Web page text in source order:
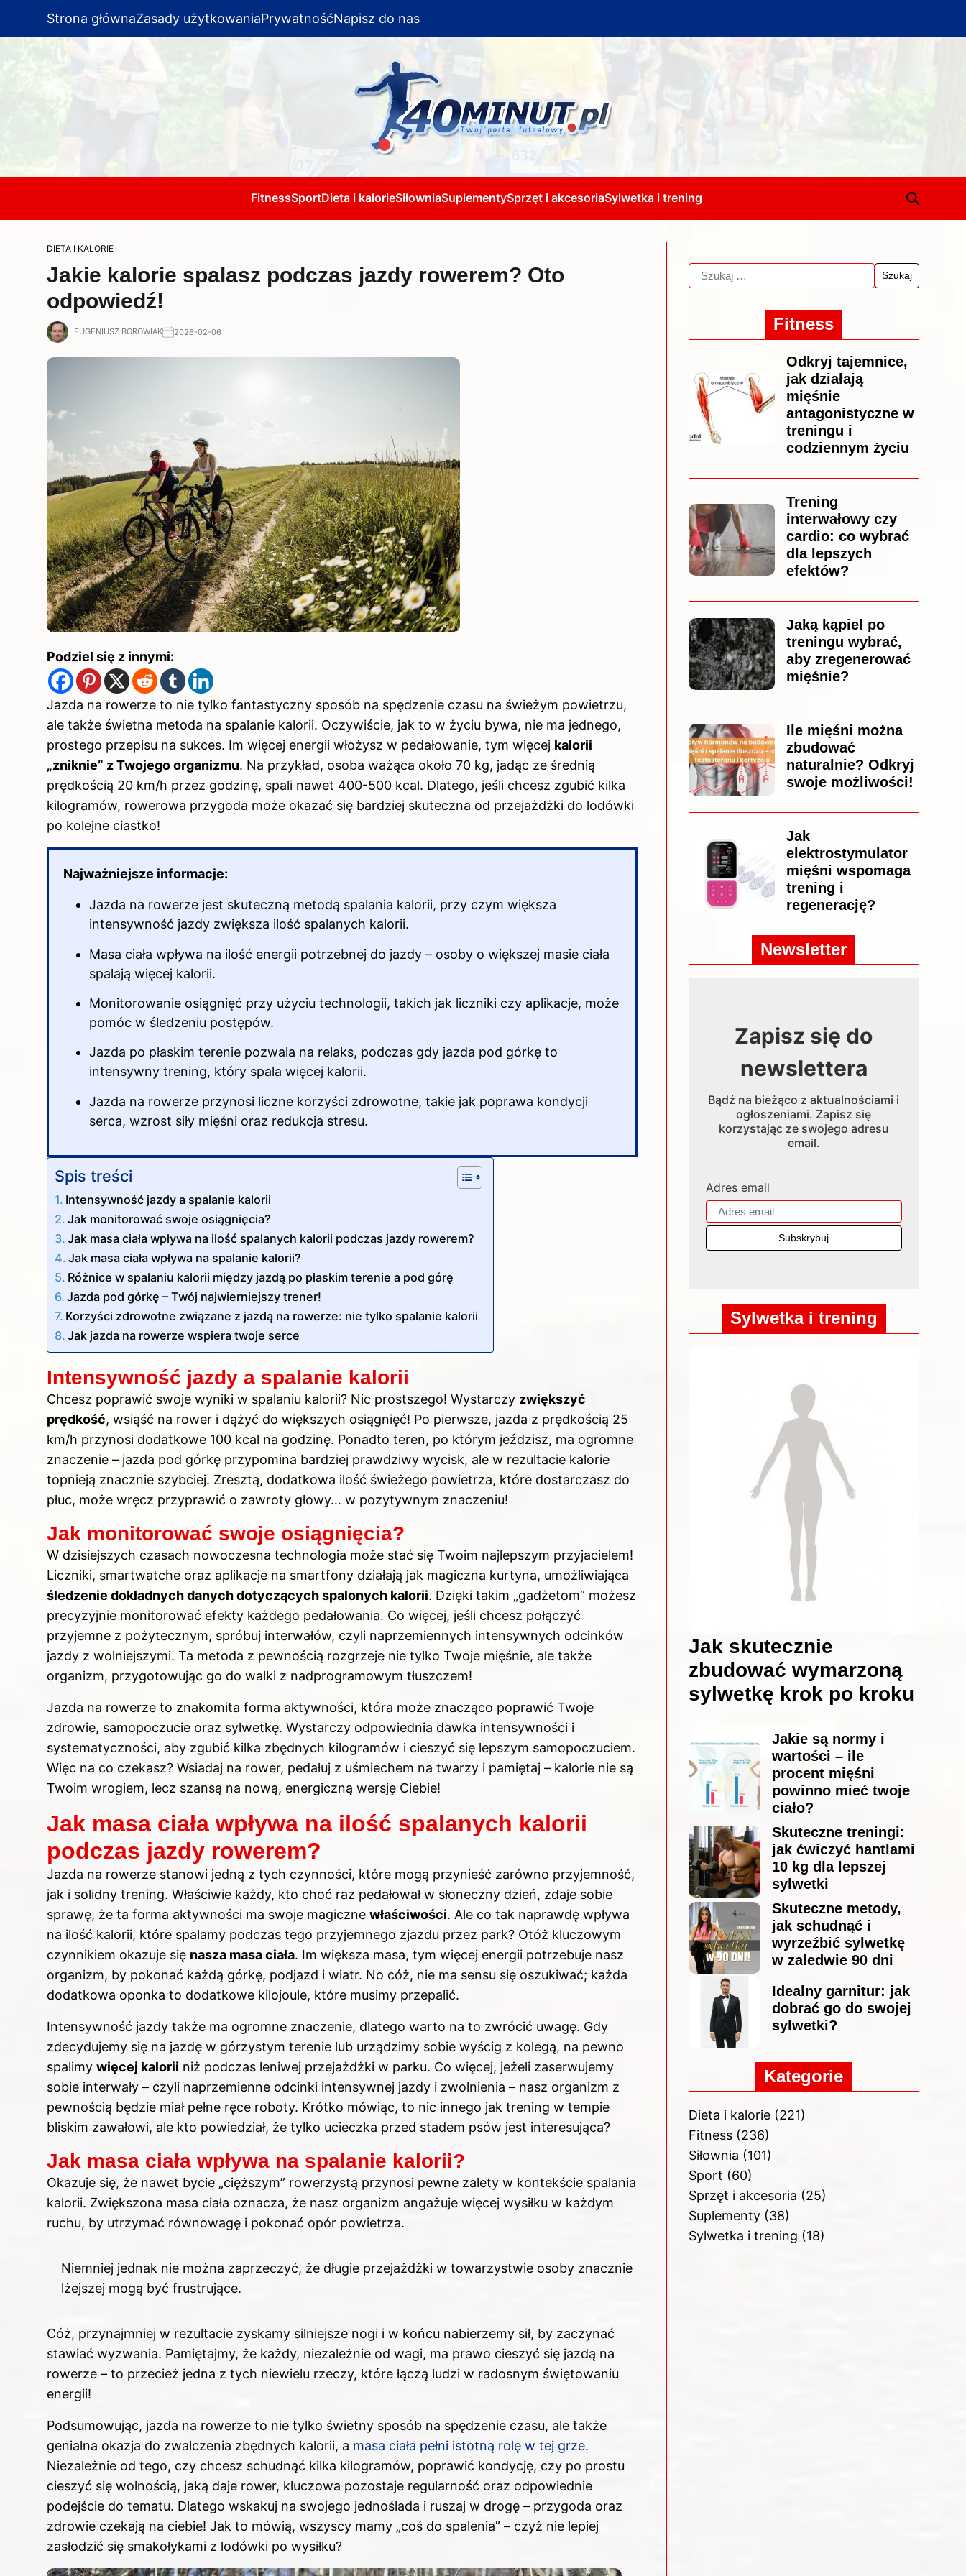
Strona głównaZasady użytkowaniaPrywatnośćNapisz do nas
FitnessSportDieta i kalorieSiłowniaSuplementySprzęt i akcesoriaSylwetka i trening
DIETA I KALORIE
Jakie kalorie spalasz podczas jazdy rowerem? Oto
odpowiedź!
EUGENIUSZ BOROWIAK 2026-02-06
Podziel się z innymi:
Jazda na rowerze to nie tylko fantastyczny sposób na spędzenie czasu na świeżym powietrzu,
ale także świetna metoda na spalanie kalorii. Oczywiście, jak to w życiu bywa, nie ma jednego,
prostego przepisu na sukces. Im więcej energii włożysz w pedałowanie, tym więcej kalorii
„zniknie” z Twojego organizmu. Na przykład, osoba ważąca około 70 kg, jadąc ze średnią
prędkością 20 km/h przez godzinę, spali nawet 400-500 kcal. Dlatego, jeśli chcesz zgubić kilka
kilogramów, rowerowa przygoda może okazać się bardziej skuteczna od przejażdżki do lodówki
po kolejne ciastko!
Najważniejsze informacje:
Jazda na rowerze jest skuteczną metodą spalania kalorii, przy czym większa
intensywność jazdy zwiększa ilość spalanych kalorii.
Masa ciała wpływa na ilość energii potrzebnej do jazdy – osoby o większej masie ciała
spalają więcej kalorii.
Monitorowanie osiągnięć przy użyciu technologii, takich jak liczniki czy aplikacje, może
pomóc w śledzeniu postępów.
Jazda po płaskim terenie pozwala na relaks, podczas gdy jazda pod górkę to
intensywny trening, który spala więcej kalorii.
Jazda na rowerze przynosi liczne korzyści zdrowotne, takie jak poprawa kondycji
serca, wzrost siły mięśni oraz redukcja stresu.
Spis treści
Intensywność jazdy a spalanie kalorii
Jak monitorować swoje osiągnięcia?
Jak masa ciała wpływa na ilość spalanych kalorii podczas jazdy rowerem?
Jak masa ciała wpływa na spalanie kalorii?
Różnice w spalaniu kalorii między jazdą po płaskim terenie a pod górę
Jazda pod górkę – Twój najwierniejszy trener!
Korzyści zdrowotne związane z jazdą na rowerze: nie tylko spalanie kalorii
Jak jazda na rowerze wspiera twoje serce
Intensywność jazdy a spalanie kalorii
Chcesz poprawić swoje wyniki w spalaniu kalorii? Nic prostszego! Wystarczy zwiększyć
prędkość, wsiąść na rower i dążyć do większych osiągnięć! Po pierwsze, jazda z prędkością 25
km/h przynosi dodatkowe 100 kcal na godzinę. Ponadto teren, po którym jeździsz, ma ogromne
znaczenie – jazda pod górkę przypomina bardziej prawdziwy wycisk, ale w rezultacie kalorie
topnieją znacznie szybciej. Zresztą, dodatkowa ilość świeżego powietrza, które dostarczasz do
płuc, może wręcz przyprawić o zawroty głowy… w pozytywnym znaczeniu!
Jak monitorować swoje osiągnięcia?
W dzisiejszych czasach nowoczesna technologia może stać się Twoim najlepszym przyjacielem!
Liczniki, smartwatche oraz aplikacje na smartfony działają jak magiczna kurtyna, umożliwiająca
śledzenie dokładnych danych dotyczących spalonych kalorii. Dzięki takim „gadżetom” możesz
precyzyjnie monitorować efekty każdego pedałowania. Co więcej, jeśli chcesz połączyć
przyjemne z pożytecznym, spróbuj interwałów, czyli naprzemiennych intensywnych odcinków
jazdy z wolniejszymi. Ta metoda z pewnością rozgrzeje nie tylko Twoje mięśnie, ale także
organizm, przygotowując go do walki z nadprogramowym tłuszczem!
Jazda na rowerze to znakomita forma aktywności, która może znacząco poprawić Twoje
zdrowie, samopoczucie oraz sylwetkę. Wystarczy odpowiednia dawka intensywności i
systematyczności, aby zgubić kilka zbędnych kilogramów i cieszyć się lepszym samopoczuciem.
Więc na co czekasz? Wsiadaj na rower, pedałuj z uśmiechem na twarzy i pamiętaj – kalorie nie są
Twoim wrogiem, lecz szansą na nową, energiczną wersję Ciebie!
Jak masa ciała wpływa na ilość spalanych kalorii
podczas jazdy rowerem?
Jazda na rowerze stanowi jedną z tych czynności, które mogą przynieść zarówno przyjemność,
jak i solidny trening. Właściwie każdy, kto choć raz pedałował w słoneczny dzień, zdaje sobie
sprawę, że ta forma aktywności ma swoje magiczne właściwości. Ale co tak naprawdę wpływa
na ilość kalorii, które spalamy podczas tego przyjemnego zjazdu przez park? Otóż kluczowym
czynnikiem okazuje się nasza masa ciała. Im większa masa, tym więcej energii potrzebuje nasz
organizm, by pokonać każdą górkę, podjazd i wiatr. No cóż, nie ma sensu się oszukiwać; każda
dodatkowa oponka to dodatkowe kilojoule, które musimy przepalić.
Intensywność jazdy także ma ogromne znaczenie, dlatego warto na to zwrócić uwagę. Gdy
zdecydujemy się na jazdę w górzystym terenie lub urządzimy sobie wyścig z kolegą, na pewno
spalimy więcej kalorii niż podczas leniwej przejażdżki w parku. Co więcej, jeżeli zaserwujemy
sobie interwały – czyli naprzemienne odcinki intensywnej jazdy i zwolnienia – nasz organizm z
pewnością będzie miał pełne ręce roboty. Krótko mówiąc, to nic innego jak trening w tempie
bliskim zawałowi, ale kto powiedział, że tylko ucieczka przed stadem psów jest interesująca?
Jak masa ciała wpływa na spalanie kalorii?
Okazuje się, że nawet bycie „cięższym” rowerzystą przynosi pewne zalety w kontekście spalania
kalorii. Zwiększona masa ciała oznacza, że nasz organizm angażuje więcej wysiłku w każdym
ruchu, by utrzymać równowagę i pokonać opór powietrza.
Niemniej jednak nie można zaprzeczyć, że długie przejażdżki w towarzystwie osoby znacznie
lżejszej mogą być frustrujące.
Cóż, przynajmniej w rezultacie zyskamy silniejsze nogi i w końcu nabierzemy sił, by zaczynać
stawiać wyzwania. Pamiętajmy, że każdy, niezależnie od wagi, ma prawo cieszyć się jazdą na
rowerze – to przecież jedna z tych niewielu rzeczy, które łączą ludzi w radosnym świętowaniu
energii!
Podsumowując, jazda na rowerze to nie tylko świetny sposób na spędzenie czasu, ale także
genialna okazja do zwalczenia zbędnych kalorii, a masa ciała pełni istotną rolę w tej grze.
Niezależnie od tego, czy chcesz schudnąć kilka kilogramów, poprawić kondycję, czy po prostu
cieszyć się wolnością, jaką daje rower, kluczowa pozostaje regularność oraz odpowiednie
podejście do tematu. Dlatego wskakuj na swojego jednoślada i ruszaj w drogę – przygoda oraz
zdrowie czekają na ciebie! Jak to mówią, wszyscy mamy „coś do spalenia” – czyż nie lepiej
zasłodzić się smakołykami z lodówki po wysiłku?
Fitness
Odkryj tajemnice,
jak działają
mięśnie
antagonistyczne w
treningu i
codziennym życiu
Trening
interwałowy czy
cardio: co wybrać
dla lepszych
efektów?
Jaką kąpiel po
treningu wybrać,
aby zregenerować
mięśnie?
Ile mięśni można
zbudować
naturalnie? Odkryj
swoje możliwości!
Jak
elektrostymulator
mięśni wspomaga
trening i
regenerację?
Newsletter
Zapisz się do
newslettera
Bądź na bieżąco z aktualnościami i
ogłoszeniami. Zapisz się
korzystając ze swojego adresu
email.
Adres email
Sylwetka i trening
Jak skutecznie
zbudować wymarzoną
sylwetkę krok po kroku
Jakie są normy i
wartości – ile
procent mięśni
powinno mieć twoje
ciało?
Skuteczne treningi:
jak ćwiczyć hantlami
10 kg dla lepszej
sylwetki
Skuteczne metody,
jak schudnąć i
wyrzeźbić sylwetkę
w zaledwie 90 dni
Idealny garnitur: jak
dobrać go do swojej
sylwetki?
Kategorie
Dieta i kalorie(221)
Fitness(236)
Siłownia (101)
Sport (60)
Sprzęt i akcesoria (25)
Suplementy(38)
Sylwetka i trening (18)